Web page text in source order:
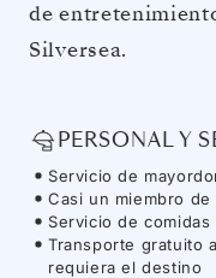
de
Silversea.
PERSONAL Y
Servicio de
Casi un miembro
Servicio de
Transporte gratuito
requiera el destino